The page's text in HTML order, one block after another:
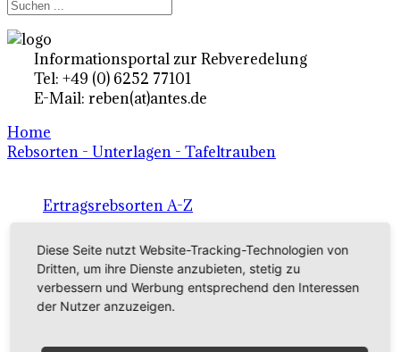
Informationsportal zur Rebveredelung
Tel: +49 (0) 6252 77101
E-Mail: reben(at)antes.de
Home
Rebsorten - Unterlagen - Tafeltrauben
Ertragsrebsorten A-Z
Rebsorten international
Diese Seite nutzt Website-Tracking-Technologien von
Dritten, um ihre Dienste anzubieten, stetig zu
verbessern und Werbung entsprechend den Interessen
der Nutzer anzuzeigen.